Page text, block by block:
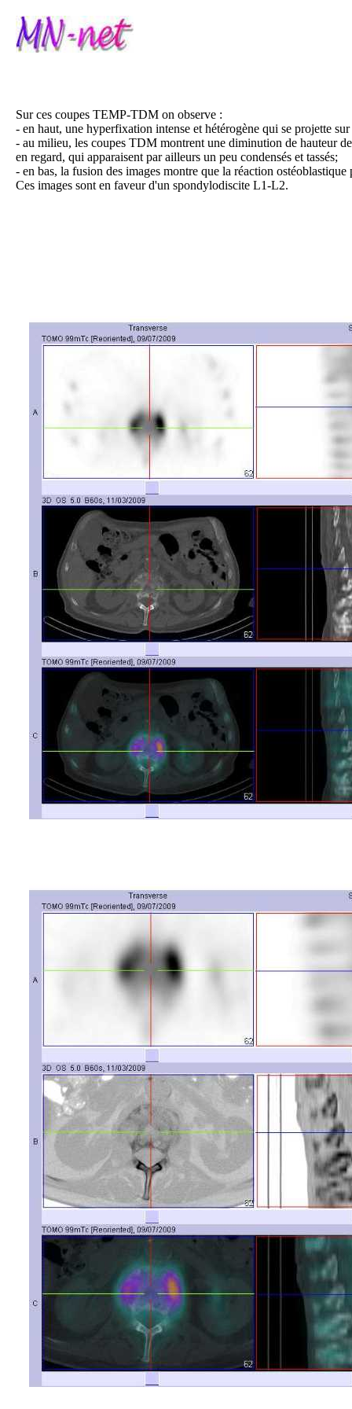
Sur ces coupes TEMP-TDM on observe :
- en haut, une hyperfixation intense et hétérogène qui se projette
- au milieu, les coupes TDM montrent une diminution de hauteur
en regard, qui apparaisent par ailleurs un peu condensés et tassés;
- en bas, la fusion des images montre que la réaction
Ces images sont en faveur d'un spondylodiscite L1-L2.